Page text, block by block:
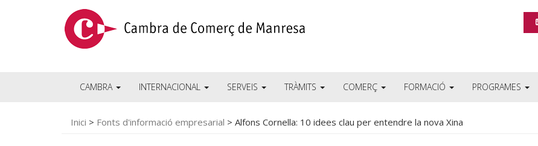
CAMBRA INTERNACIONAL SERVEIS TRÀMITS COMERÇ FORMACIÓ PROGRAMES
Inici > Fonts d'informació empresarial > Alfons Cornella: 10 idees clau per entendre la nova Xina